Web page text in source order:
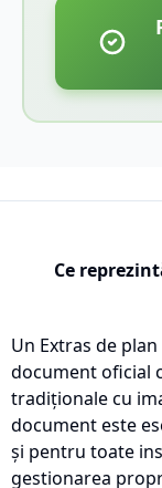
Ce
Un Extras de
document oficial
tradiționale cu
document este
și pentru toate
gestionarea